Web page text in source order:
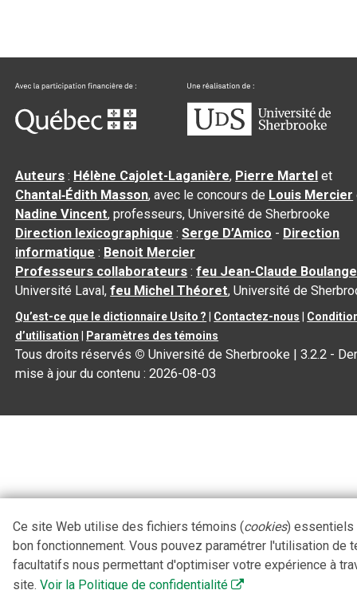
Auteurs : Hélène Cajolet-Laganière, Pierre Martel et
Chantal‑Édith Masson, avec le concours de Louis Mercier
Nadine Vincent, professeurs, Université de Sherbrooke
Direction lexicographique :Serge D’Amico - Direction
informatique : Benoit Mercier
Professeurs collaborateurs :feu Jean-Claude
Université Laval,feu Michel Théoret, Université de
Qu’est-ce que le dictionnaire Usito ? Contactez-nous
d’utilisation
Paramètres des témoins
Tous droits réservés © Université de Sherbrooke |3.2.2 -
mise à jour du contenu :2026-08-03
Ce site Web utilise des fichiers témoins (cookies) essentiels
bon fonctionnement. Vous pouvez paramétrer l'utilisation de
facultatifs nous permettant d'optimiser votre expérience à
site. Voir la Politique de confidentialité